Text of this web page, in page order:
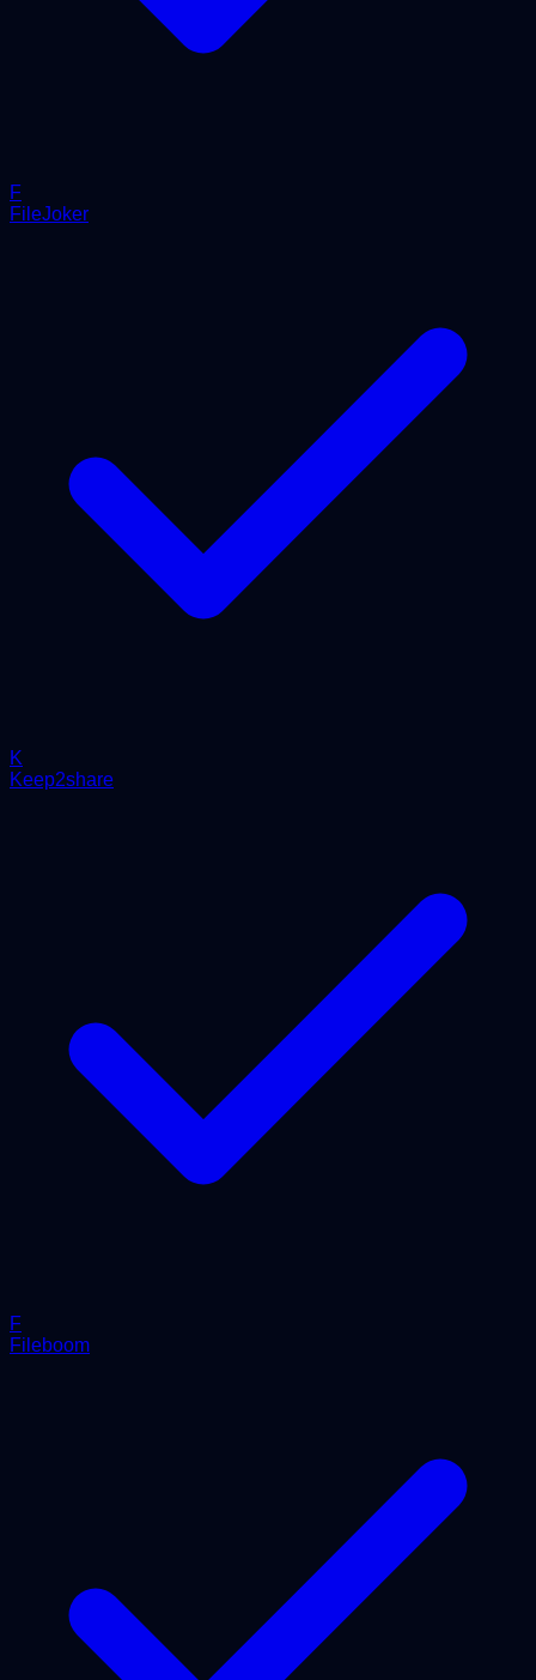
F
FileJoker
K
Keep2share
F
Fileboom